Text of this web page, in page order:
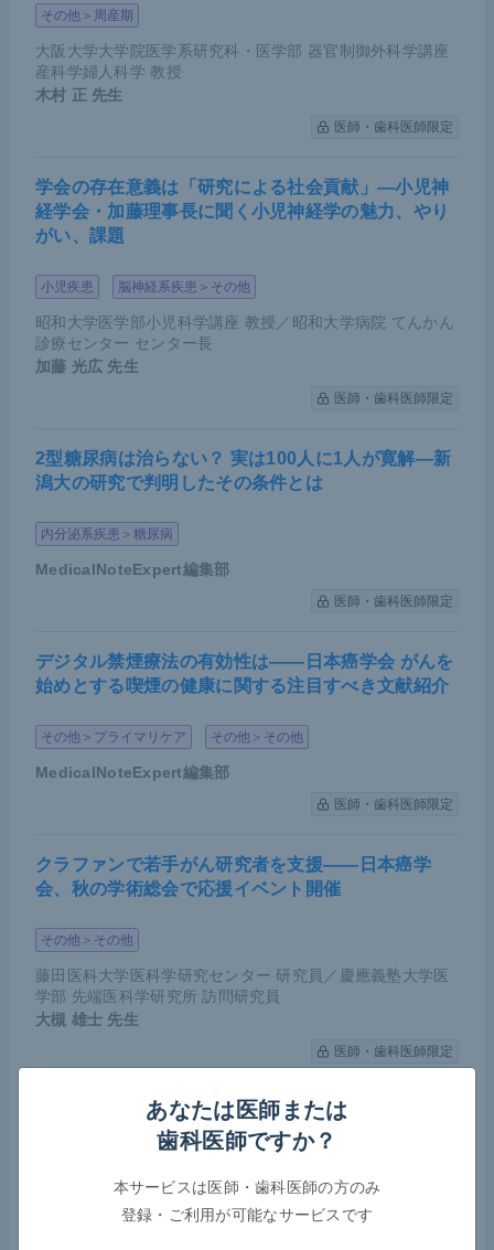
その他＞周産期
大阪大学大学院医学系研究科・医学部 器官制御外科学講座
産科学婦人科学 教授
木村 正 先生
医師・歯科医師限定
学会の存在意義は「研究による社会貢献」―小児神
経学会・加藤理事長に聞く小児神経学の魅力、やり
がい、課題
小児疾患 脳神経系疾患＞その他
昭和大学医学部小児科学講座 教授／昭和大学病院 てんかん
診療センター センター長
加藤 光広 先生
医師・歯科医師限定
2型糖尿病は治らない？ 実は100人に1人が寛解―新
潟大の研究で判明したその条件とは
内分泌系疾患＞糖尿病
MedicalNoteExpert編集部
医師・歯科医師限定
デジタル禁煙療法の有効性は――日本癌学会 がんを
始めとする喫煙の健康に関する注目すべき文献紹介
その他＞プライマリケア その他＞その他
MedicalNoteExpert編集部
医師・歯科医師限定
クラファンで若手がん研究者を支援――日本癌学
会、秋の学術総会で応援イベント開催
その他＞その他
藤田医科大学医科学研究センター 研究員／慶應義塾大学医
学部 先端医科学研究所 訪問研究員
大槻 雄士 先生
医師・歯科医師限定
COVID-19によるがん薬物療法への影響――日本臨
床腫瘍学会が第7波における実態調査の結果を報告
腫瘍（オンコロジー）＞その他 感染症＞ウイルス性
その他＞緩和ケア
あなたは医師または
歯科医師ですか？
本サービスは医師・歯科医師の方のみ
登録・ご利用が可能なサービスです